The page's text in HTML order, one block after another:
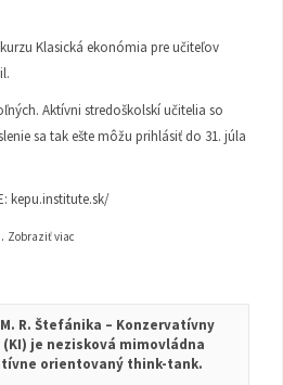
Klasická ekonómia pre učiteľov
Aktívni stredoškolskí učitelia so
sa tak ešte môžu prihlásiť do 31. júla
kepu.institute.sk/
Zobraziť viac
R. Štefánika – Konzervatívny
je nezisková mimovládna
orientovaný think-tank.